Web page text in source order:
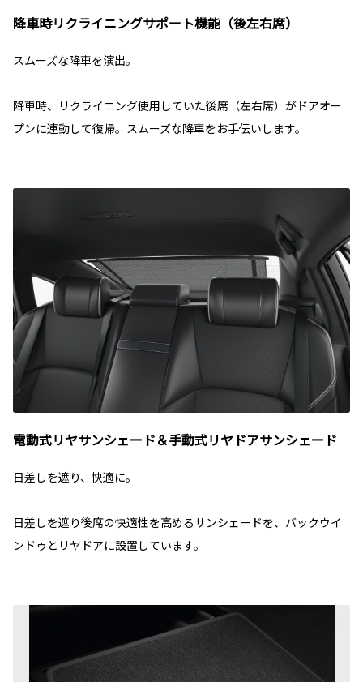
降車時リクライニングサポート機能（後左右席）
スムーズな降車を演出。
降車時、リクライニング使用していた後席（左右席）がドアオー
プンに連動して復帰。スムーズな降車をお手伝いします。
電動式リヤサンシェード＆手動式リヤドアサンシェード
日差しを遮り、快適に。
日差しを遮り後席の快適性を高めるサンシェードを、バックウイ
ンドゥとリヤドアに設置しています。